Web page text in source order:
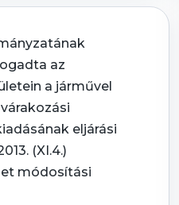
az
a járművel
eljárási
(XI.4.)
módosítási